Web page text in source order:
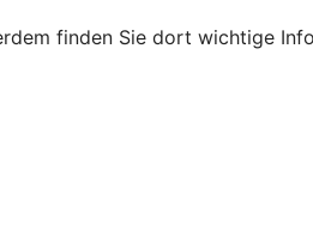
finden Sie dort wichtige